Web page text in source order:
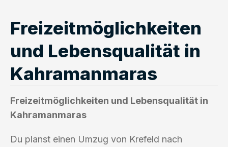
Freizeitmöglichkeiten
und Lebensqualität in
Kahramanmaras
Freizeitmöglichkeiten und Lebensqualität in
Kahramanmaras
Du planst einen Umzug von Krefeld nach